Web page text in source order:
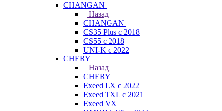
CHANGAN
Назад
CHANGAN
CS35 Plus с 2018
CS55 с 2018
UNI-K с 2022
CHERY
Назад
CHERY
Exeed LX с 2022
Exeed TXL с 2021
Exeed VX